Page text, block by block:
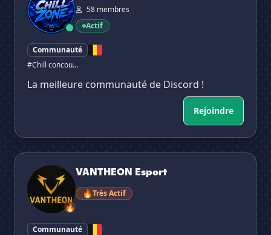
58 membres
Actif
Communauté
#Chill concou...
La meilleure communauté de Discord !
Rejoindre
VANTHEON Esport
🔥
VANTHEON Esport
🔥Très Actif
Communauté